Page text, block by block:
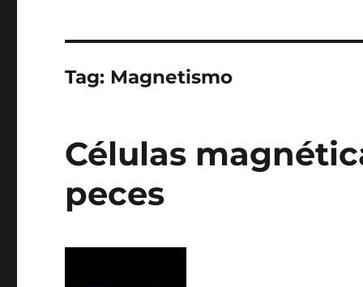
Tag: Magnetismo
Células
peces